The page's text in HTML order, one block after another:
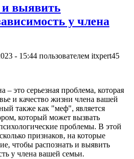
и выявить
у члена
- 15:44 пользователем itxpert45
– это серьезная проблема, которая
и качество жизни члена вашей
также как "меф", является
который может вызвать
проблемы. В этой
признаков, на которые
чтобы распознать и выявить
у члена вашей семьи.